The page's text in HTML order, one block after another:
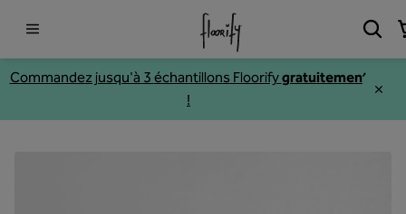
Commandez jusqu'à 3 échantillons Floorifygratuitement
!